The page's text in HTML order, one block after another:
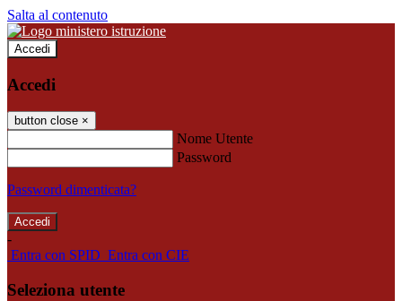
Salta al contenuto
Accedi
Accedi
button close ×
Nome Utente
Password
Password dimenticata?
-
Entra con SPID Entra con CIE
Seleziona utente